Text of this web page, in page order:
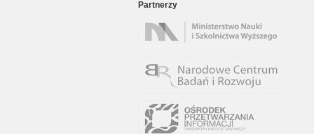
Partnerzy